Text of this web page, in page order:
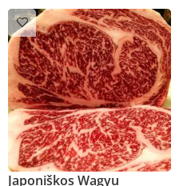
Japoniškos Wagyu